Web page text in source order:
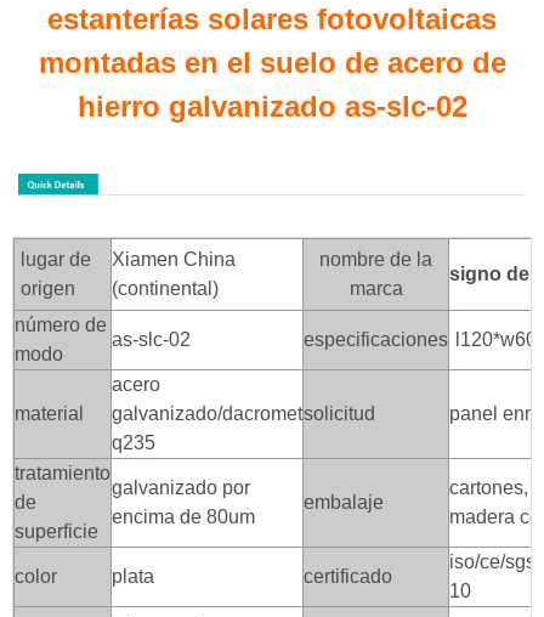
estanterías solares fotovoltaicas
montadas en el suelo de acero de
hierro galvanizado as-slc-02
lugar de
origen
Xiamen China
(continental)
nombre de la
marca
signo de
número de
modo
as-slc-02 especificaciones
material
acero
galvanizado/dacromet
q235
solicitud panel
tratamiento
de
superficie
galvanizado por
encima de 80um
embalaje
cartones,
madera
color plata certificado
iso/ce/
10